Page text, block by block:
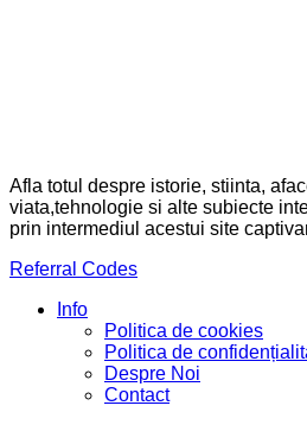
Afla totul despre istorie, stiinta,
viata,tehnologie si alte subiecte
prin intermediul acestui site
Referral Codes
Info
Politica de cookies
Politica de
Despre Noi
Contact